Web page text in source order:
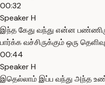
00:32
Speaker H
இந்த கேது வந்து என்ன
பார்க்க வச்சிருக்கும் ஒரு
00:44
Speaker H
இதெல்லாம் இப்ப வந்து அந்த